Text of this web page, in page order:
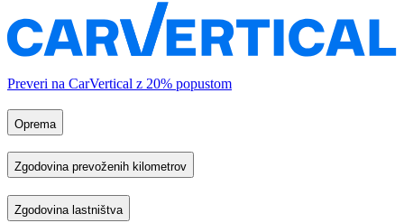
Preveri na CarVertical z 20% popustom
Oprema
Zgodovina prevoženih kilometrov
Zgodovina lastništva